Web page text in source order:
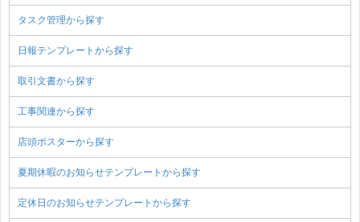
タスク管理から探す
日報テンプレートから探す
取引文書から探す
工事関連から探す
店頭ポスターから探す
夏期休暇のお知らせテンプレートから探す
定休日のお知らせテンプレートから探す